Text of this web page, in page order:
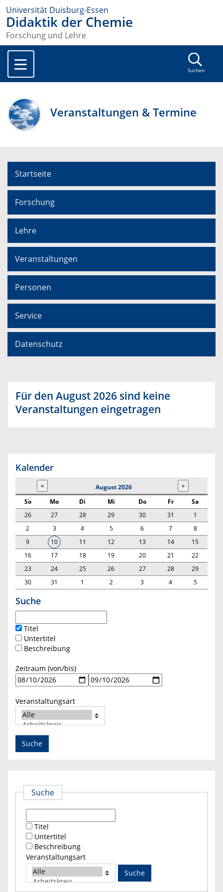
Universität Duisburg-Essen
Didaktik der Chemie
Forschung und Lehre
Suchen
Veranstaltungen & Termine
Startseite
Forschung
Lehre
Veranstaltungen
Personen
Service
Datenschutz
Für den August 2026 sind keine
Veranstaltungen eingetragen
Kalender
August 2026
So
Mo Di Mi Do Fr
Sa
26
27 28 29 30 31
1
2
3 4 5 6 7
8
9
10 11 12 13 14
15
16
17 18 19 20 21
22
23
24 25 26 27 28
29
30
31 1 2 3 4 5
Suche
Titel
Untertitel
Beschreibung
Zeitraum (von/bis)
Veranstaltungsart
Suche
Titel
Untertitel
Beschreibung
Veranstaltungsart